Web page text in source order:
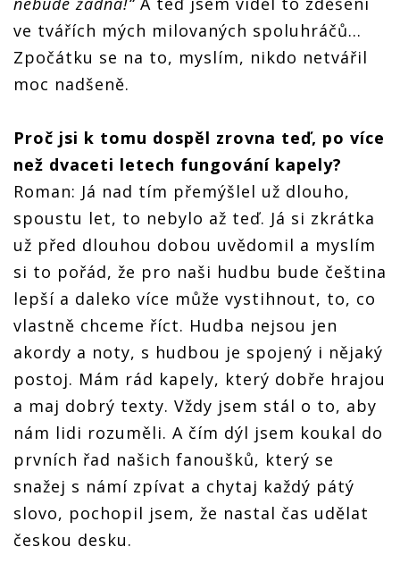
ve tvářích mých milovaných spoluhráčů…
Zpočátku se na to, myslím, nikdo netvářil
moc nadšeně.
Proč jsi k tomu dospěl zrovna teď, po více
než dvaceti letech fungování kapely?
Roman: Já nad tím přemýšlel už dlouho,
spoustu let, to nebylo až teď. Já si zkrátka
už před dlouhou dobou uvědomil a myslím
si to pořád, že pro naši hudbu bude čeština
lepší a daleko více může vystihnout, to, co
vlastně chceme říct. Hudba nejsou jen
akordy a noty, s hudbou je spojený i nějaký
postoj. Mám rád kapely, který dobře hrajou
a maj dobrý texty. Vždy jsem stál o to, aby
nám lidi rozuměli. A čím dýl jsem koukal do
prvních řad našich fanoušků, který se
snažej s námí zpívat a chytaj každý pátý
slovo, pochopil jsem, že nastal čas udělat
českou desku.